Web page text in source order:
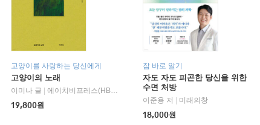
고양이를 사랑하는 당신에게
고양이의 노래
이미나 글
에이치비프레스(HBPRESS)
19,800원
잠 바로 알기
자도 자도 피곤한 당신을 위한
수면 처방
이준용 저
미래의창
18,000원